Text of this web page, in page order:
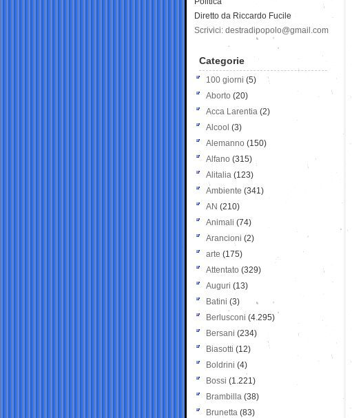
Diretto da Riccardo Fucile
Scrivici: destradipopolo@gmail.com
Categorie
100 giorni (5)
Aborto (20)
Acca Larentia (2)
Alcool (3)
Alemanno (150)
Alfano (315)
Alitalia (123)
Ambiente (341)
AN (210)
Animali (74)
Arancioni (2)
arte (175)
Attentato (329)
Auguri (13)
Batini (3)
Berlusconi (4.295)
Bersani (234)
Biasotti (12)
Boldrini (4)
Bossi (1.221)
Brambilla (38)
Brunetta (83)